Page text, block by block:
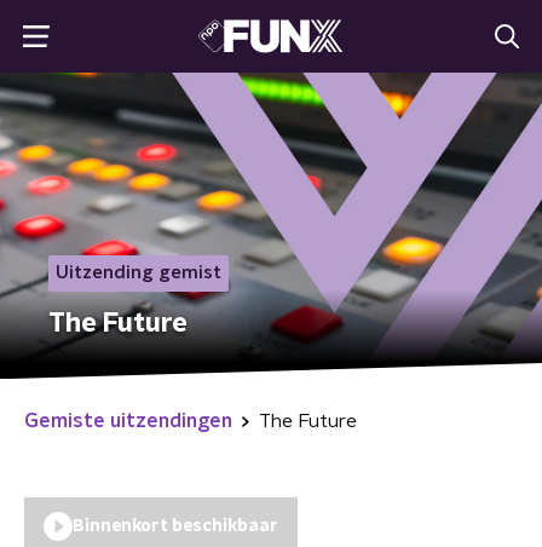
Uitzending gemist
The Future
Gemiste uitzendingen The Future
Binnenkort beschikbaar